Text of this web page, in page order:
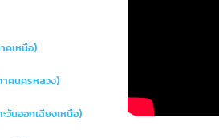
คเหนือ)
าคนครหลวง)
วันออกเฉียงเหนือ)